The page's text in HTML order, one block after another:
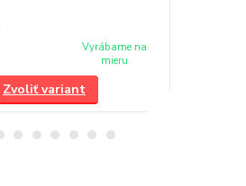
Vyrábame na
mieru
Zvoliť variant